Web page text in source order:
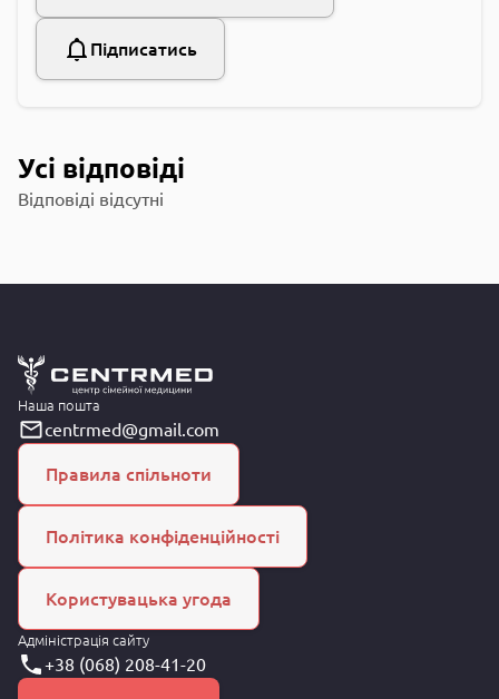
Підписатись
Усі відповіді
Відповіді відсутні
Наша пошта
centrmed@gmail.com
Правила спільноти
Політика конфіденційності
Користувацька угода
Адміністрація сайту
+38 (068) 208-41-20